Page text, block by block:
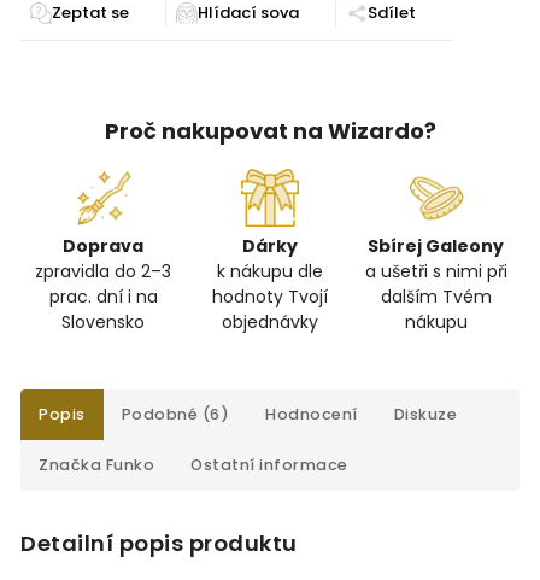
Zeptat se Sdílet
Proč nakupovat na Wizardo?
Doprava
zpravidla do 2–3
prac. dní i na
Slovensko
Dárky
k nákupu dle
hodnoty Tvojí
objednávky
Sbírej Galeony
a ušetři s nimi při
dalším Tvém
nákupu
Popis Podobné (6) Hodnocení Diskuze
Značka Funko Ostatní informace
Detailní popis produktu